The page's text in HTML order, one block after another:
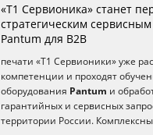
«Т1 Сервионика» станет
стратегическим
Pantum для B2B
печати «Т1 Сервионики» уже
компетенции и проходят
оборудования Pantum и
гарантийных и сервисных
территории России.